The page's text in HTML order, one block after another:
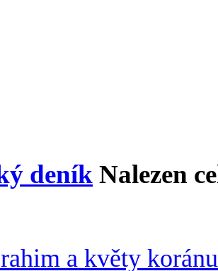
deník Nalezen
a květy koránu